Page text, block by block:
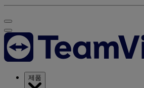
제품